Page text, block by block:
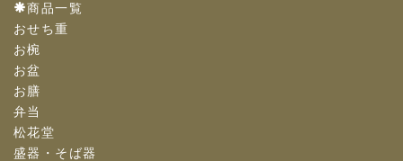
商品一覧
おせち重
お椀
お盆
お膳
弁当
松花堂
盛器・そば器